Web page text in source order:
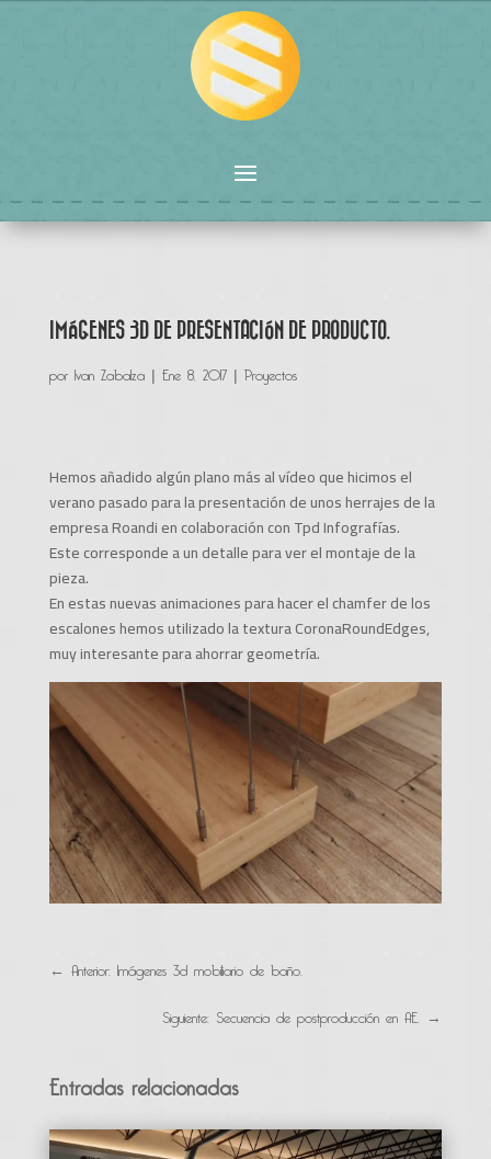
IMÁGENES 3D DE PRESENTACIÓN DE PRODUCTO.
por Ivan Zabalza| Ene 8, 2017| Proyectos
Hemos añadido algún plano más al vídeo que hicimos el
verano pasado para la presentación de unos herrajes de la
empresa Roandi en colaboración con Tpd Infografías.
Este corresponde a un detalle para ver el montaje de la
pieza.
En estas nuevas animaciones para hacer el chamfer de los
escalones hemos utilizado la textura CoronaRoundEdges,
muy interesante para ahorrar geometría.
← Anterior: Imágenes 3d mobiliario de baño.
Siguiente: Secuencia de postproducción en AE. →
Entradas relacionadas